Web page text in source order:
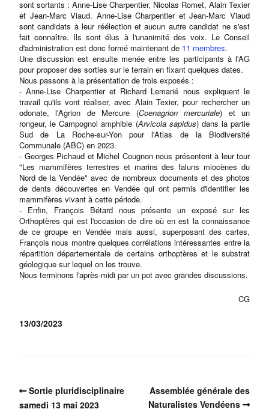
sont sortants : Anne-Lise Charpentier, Nicolas Romet, Alain Texier
et Jean-Marc Viaud. Anne-Lise Charpentier et Jean-Marc Viaud
sont candidats à leur réélection et aucun autre candidat ne s'est
fait connaître. Ils sont élus à l'unanimité des voix. Le Conseil
d'administration est donc formé maintenant de 11 membres.
Une discussion est ensuite menée entre les participants à l'AG
pour proposer des sorties sur le terrain en fixant quelques dates.
Nous passons à la présentation de trois exposés :
- Anne-Lise Charpentier et Richard Lemarié nous expliquent le
travail qu'ils vont réaliser, avec Alain Texier, pour rechercher un
odonate, l'Agrion de Mercure (Coenagrion mercuriale) et un
rongeur, le Campognol amphibie (Arvicola sapidus) dans la partie
Sud de La Roche-sur-Yon pour l'Atlas de la Biodiversité
Communale (ABC) en 2023.
- Georges Pichaud et Michel Cougnon nous présentent à leur tour
"Les mammifères terrestres et marins des faluns miocènes du
Nord de la Vendée" avec de nombreux documents et des photos
de dents découvertes en Vendée qui ont permis d'identifier les
mammifères vivant à cette période.
- Enfin, François Bétard nous présente un exposé sur les
Orthoptères qui est l'occasion de dire où en est la connaissance
de ce groupe en Vendée mais aussi, superposant des cartes,
François nous montre quelques corrélations intéressantes entre la
répartition départementale de certains orthoptères et le substrat
géologique sur lequel on les trouve.
Nous terminons l'après-midi par un pot avec grandes discussions.
CG
13/03/2023
Sortie pluridisciplinaire
samedi 13 mai 2023
Assemblée générale des
Naturalistes Vendéens